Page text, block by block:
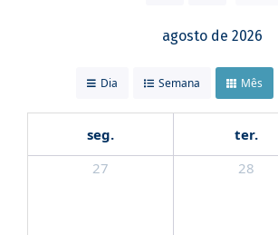
agosto de 2026
Dia Semana Mês
seg. ter.
27
28